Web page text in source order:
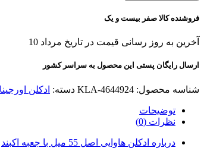
فروشنده کالا صفر بیست و یک
آخرین به روز رسانی قیمت در تاریخ مرداد 10
ارسال رایگان پستی این محصول به سراسر کشور
شناسه محصول: KLA-4644924 دسته: ادکلن
توضیحات
نظرات (0)
درباره ادکلن هاوایی اصل 55 میل با جعبه اکبند